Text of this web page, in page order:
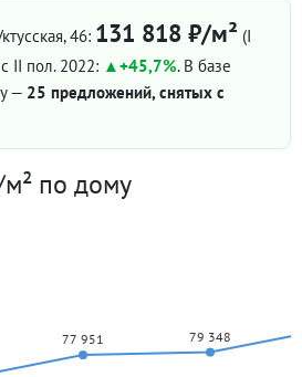
46: 131 818 ₽/м² (I
II пол. 2022: +45,7%. В базе
— 25 предложений, снятых с
по дому
77 951 79 348